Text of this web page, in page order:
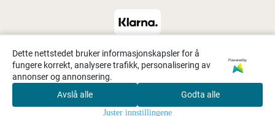
Dette nettstedet bruker informasjonskapsler for å
fungere korrekt, analysere trafikk, personalisering av
annonser og annonsering.
Powered by
Avslå alle Godta alle
Juster innstillingene